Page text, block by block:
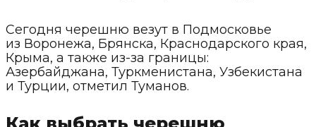
Сегодня черешню везут в Подмосковье
из Воронежа, Брянска, Краснодарского края,
Крыма, а также из-за границы:
Азербайджана, Туркменистана, Узбекистана
и Турции, отметил Туманов.
Как выбрать черешню